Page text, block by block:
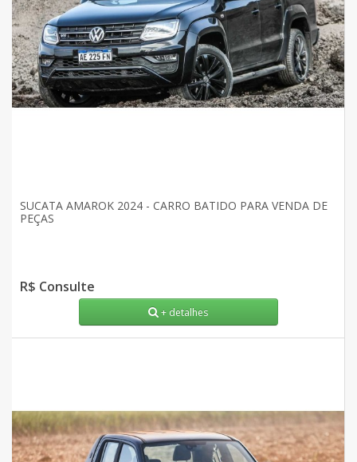
SUCATA AMAROK 2024 - CARRO BATIDO PARA VENDA DE
PEÇAS
R$ Consulte
+ detalhes